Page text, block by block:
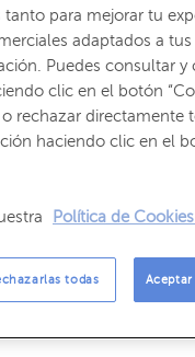
Si tienesbilletes
trozo, y no sabes
para mejorar tu
adaptados a tus
Puedes consultar y
clic en el botón
rechazar directamente
haciendo clic en el
Política de
todas